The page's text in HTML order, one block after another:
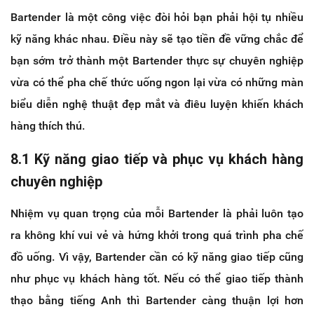
Bartender là một công việc đòi hỏi bạn phải hội tụ nhiều
kỹ năng khác nhau. Điều này sẽ tạo tiền đề vững chắc để
bạn sớm trở thành một Bartender thực sự chuyên nghiệp
vừa có thể pha chế thức uống ngon lại vừa có những màn
biểu diễn nghệ thuật đẹp mắt và điêu luyện khiến khách
hàng thích thú.
8.1 Kỹ năng giao tiếp và phục vụ khách hàng
chuyên nghiệp
Nhiệm vụ quan trọng của mỗi Bartender là phải luôn tạo
ra không khí vui vẻ và hứng khởi trong quá trình pha chế
đồ uống. Vì vậy, Bartender cần có kỹ năng giao tiếp cũng
như phục vụ khách hàng tốt. Nếu có thể giao tiếp thành
thạo bằng tiếng Anh thì Bartender càng thuận lợi hơn